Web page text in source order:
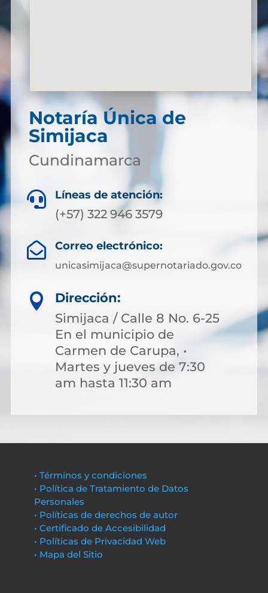
Notaría Única de
Simijaca
Cundinamarca
 Líneas de atención:
(+57) 322 946 3579
 Correo electrónico:
unicasimijaca@supernotariado.gov.co

Dirección:
Simijaca / Calle 8 No. 6-25
En el municipio de
Carmen de Carupa, •
Martes y jueves de 7:30
am hasta 11:30 am
• Términos y condiciones
• Política de Tratamiento de Datos
Personales
• Políticas de derechos de autor
• Certificado de Accesibilidad
• Políticas de Privacidad Web
• Mapa del Sitio